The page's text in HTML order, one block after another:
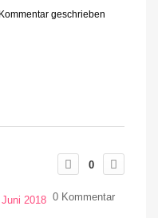
geschrieben
0
2018 0 Kommentar